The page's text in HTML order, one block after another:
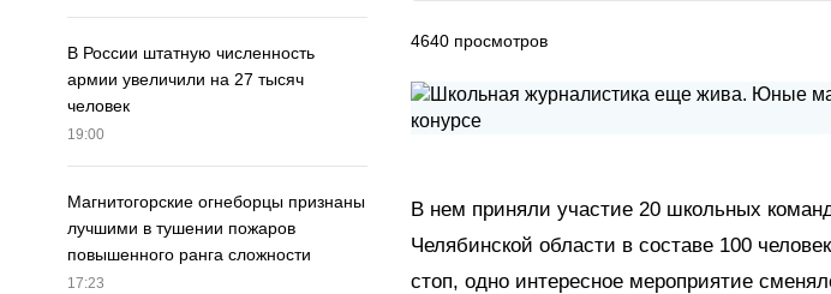
В России штатную численность
армии увеличили на 27 тысяч
человек
19:00
Магнитогорские огнеборцы признаны
лучшими в тушении пожаров
повышенного ранга сложности
17:23
4640 просмотров
В нем приняли участие 20 школьных
Челябинской области в составе 100
стоп, одно интересное мероприятие